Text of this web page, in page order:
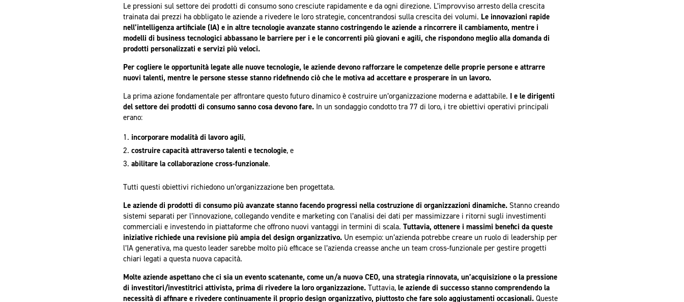
Le pressioni sul settore dei prodotti di consumo sono cresciute rapidamente e da ogni direzione. L’improvviso arresto della crescita
trainata dai prezzi ha obbligato le aziende a rivedere le loro strategie, concentrandosi sulla crescita dei volumi. Le innovazioni rapide
nell’intelligenza artificiale (IA) e in altre tecnologie avanzate stanno costringendo le aziende a rincorrere il cambiamento, mentre i
modelli di business tecnologici abbassano le barriere per i e le concorrenti più giovani e agili, che rispondono meglio alla domanda di
prodotti personalizzati e servizi più veloci.
Per cogliere le opportunità legate alle nuove tecnologie, le aziende devono rafforzare le competenze delle proprie persone e attrarre
nuovi talenti, mentre le persone stesse stanno ridefinendo ciò che le motiva ad accettare e prosperare in un lavoro.
La prima azione fondamentale per affrontare questo futuro dinamico è costruire un’organizzazione moderna e adattabile. I e le dirigenti
del settore dei prodotti di consumo sanno cosa devono fare. In un sondaggio condotto tra 77 di loro, i tre obiettivi operativi principali
erano:
incorporare modalità di lavoro agili,
costruire capacità attraverso talenti e tecnologie, e
abilitare la collaborazione cross-funzionale.
Tutti questi obiettivi richiedono un’organizzazione ben progettata.
Le aziende di prodotti di consumo più avanzate stanno facendo progressi nella costruzione di organizzazioni dinamiche. Stanno creando
sistemi separati per l’innovazione, collegando vendite e marketing con l’analisi dei dati per massimizzare i ritorni sugli investimenti
commerciali e investendo in piattaforme che offrono nuovi vantaggi in termini di scala. Tuttavia, ottenere i massimi benefici da queste
iniziative richiede una revisione più ampia del design organizzativo. Un esempio: un’azienda potrebbe creare un ruolo di leadership per
l’IA generativa, ma questo leader sarebbe molto più efficace se l’azienda creasse anche un team cross-funzionale per gestire progetti
chiari legati a questa nuova capacità.
Molte aziende aspettano che ci sia un evento scatenante, come un/a nuovə CEO, una strategia rinnovata, un’acquisizione o la pressione
di investitori/investitrici attivistə, prima di rivedere la loro organizzazione. Tuttavia, le aziende di successo stanno comprendendo la
necessità di affinare e rivedere continuamente il proprio design organizzativo, piuttosto che fare solo aggiustamenti occasionali. Queste